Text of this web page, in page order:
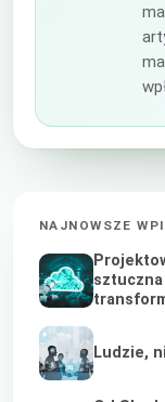
NAJNOWSZE
Ludzie,